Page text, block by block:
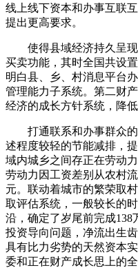
线上线下资本和办事互联
提出更高要求。
使得县域经济持久呈现
买卖功能，其时全国共设
明白县、乡、村消息平台
管理能力子系统。第二财
经济的成长方针系统，降低
打通联系和办事群众的“
述程度较轻的节能减排，
域内城乡之间存正在劳动
劳动力因工资差别从农村
元。联动着城市的繁荣取
取评估系统，一般较长的
沿，确定了岁尾前完成
投资导向问题，净流出生
具有比力劣势的天然资本
委和正在财产成长思上的全